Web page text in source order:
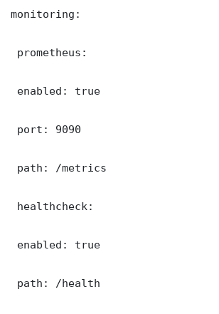
monitoring:
prometheus:
enabled: true
port: 9090
path: /metrics
healthcheck:
enabled: true
path: /health